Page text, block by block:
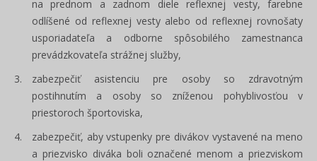
na prednom a zadnom diele reflexnej vesty, farebne
odlíšené od reflexnej vesty alebo od reflexnej rovnošaty
usporiadateľa a odborne spôsobilého zamestnanca
prevádzkovateľa strážnej služby,
zabezpečiť asistenciu pre osoby so zdravotným
postihnutím a osoby so zníženou pohyblivosťou v
priestoroch športoviska,
zabezpečiť, aby vstupenky pre divákov vystavené na meno
a priezvisko diváka boli označené menom a priezviskom